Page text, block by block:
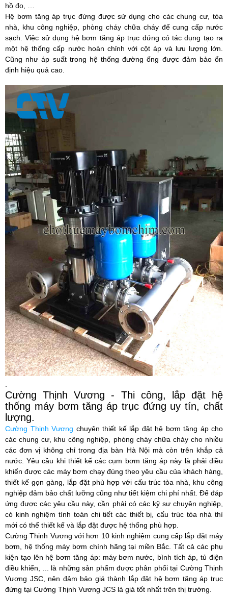
hồ đo, …
Hệ bơm tăng áp trục đứng được sử dụng cho các chung cư, tòa
nhà, khu công nghiệp, phòng cháy chữa cháy để cung cấp nước
sạch. Việc sử dụng hệ bơm tăng áp trục đứng có tác dụng tạo ra
một hệ thống cấp nước hoàn chỉnh với cột áp và lưu lượng lớn.
Cũng như áp suất trong hệ thống đường ống được đảm bảo ổn
định hiệu quả cao.
Cường Thịnh Vương - Thi công, lắp đặt hệ
thống máy bơm tăng áp trục đứng uy tín, chất
lượng.
Cường Thịnh Vương chuyên thiết kế lắp đặt hệ bơm tăng áp cho
các chung cư, khu công nghiệp, phòng cháy chữa cháy cho nhiều
các đơn vị không chỉ trong địa bàn Hà Nội mà còn trên khắp cả
nước. Yêu cầu khi thiết kế các cụm bơm tăng áp này là phải điều
khiển được các máy bơm chạy đúng theo yêu cầu của khách hàng,
thiết kế gọn gàng, lắp đặt phù hợp với cấu trúc tòa nhà, khu công
nghiệp đảm bảo chất lưỡng cũng như tiết kiệm chi phí nhất. Để đáp
ứng được các yêu cầu này, cần phải có các kỹ sư chuyên nghiệp,
có kinh nghiệm tính toán chi tiết các thiết bị, cấu trúc tòa nhà thì
mới có thể thiết kế và lắp đặt được hệ thống phù hợp.
Cường Thịnh Vương với hơn 10 kinh nghiệm cung cấp lắp đặt máy
bơm, hệ thống máy bơm chính hãng tại miền Bắc. Tất cả các phụ
kiện tạo lên hệ bơm tăng áp: máy bơm nước, bình tích áp, tủ điện
điều khiển, ... là những sản phẩm được phân phối tại Cường Thịnh
Vương JSC, nên đảm bảo giá thành lắp đặt hệ bơm tăng áp trục
đứng tại Cường Thịnh Vương JCS là giá tốt nhất trên thị trường.